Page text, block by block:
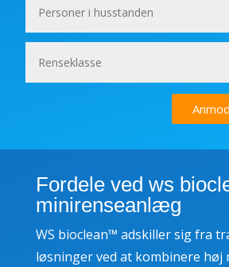
Fordele ved ws
minirenseanlæg
WS bioclean™ adskiller sig fra
løsninger ved at kombinere høj